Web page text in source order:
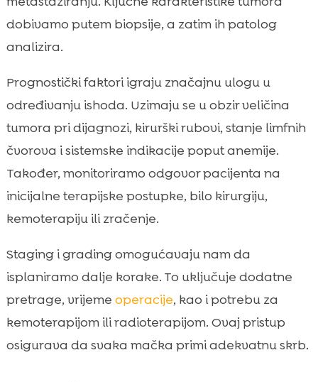
dobivamo putem biopsije, a zatim ih patolog
analizira.
Prognostički faktori igraju značajnu ulogu u
određivanju ishoda. Uzimaju se u obzir veličina
tumora pri dijagnozi, kirurški rubovi, stanje limfnih
čvorova i sistemske indikacije poput anemije.
Također, monitoriramo odgovor pacijenta na
inicijalne terapijske postupke, bilo kirurgiju,
kemoterapiju ili zračenje.
Staging i grading omogućavaju nam da
isplaniramo dalje korake. To uključuje dodatne
pretrage, vrijeme operacije, kao i potrebu za
kemoterapijom ili radioterapijom. Ovaj pristup
osigurava da svaka mačka primi adekvatnu skrb.